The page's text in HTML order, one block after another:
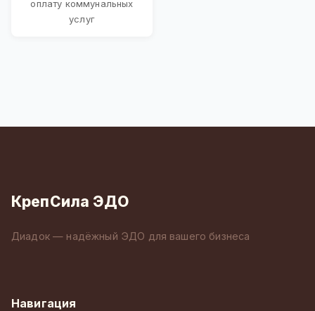
оплату коммунальных
услуг
КрепСила ЭДО
Диадок — надёжный ЭДО для вашего бизнеса
Навигация